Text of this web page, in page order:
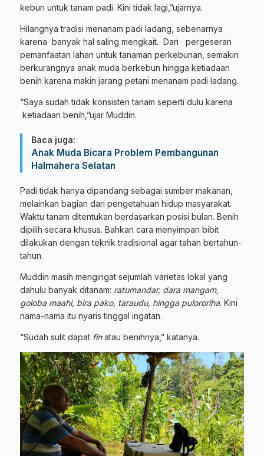
kebun untuk tanam padi. Kini tidak lagi,”ujarnya.
Hilangnya tradisi menanam padi ladang, sebenarnya
karena banyak hal saling mengkait. Dari pergeseran
pemanfaatan lahan untuk tanaman perkebunan, semakin
berkurangnya anak muda berkebun hingga ketiadaan
benih karena makin jarang petani menanam padi ladang.
“Saya sudah tidak konsisten tanam seperti dulu karena
ketiadaan benih,”ujar Muddin.
Baca juga:
Anak Muda Bicara Problem Pembangunan
Halmahera Selatan
Padi tidak hanya dipandang sebagai sumber makanan,
melainkan bagian dari pengetahuan hidup masyarakat.
Waktu tanam ditentukan berdasarkan posisi bulan. Benih
dipilih secara khusus. Bahkan cara menyimpan bibit
dilakukan dengan teknik tradisional agar tahan bertahun-
tahun.
Muddin masih mengingat sejumlah varietas lokal yang
dahulu banyak ditanam: ratumandar, dara mangam,
goloba maahi, bira pako, taraudu, hingga pulororiha. Kini
nama-nama itu nyaris tinggal ingatan.
“Sudah sulit dapat finatau benihnya,” katanya.